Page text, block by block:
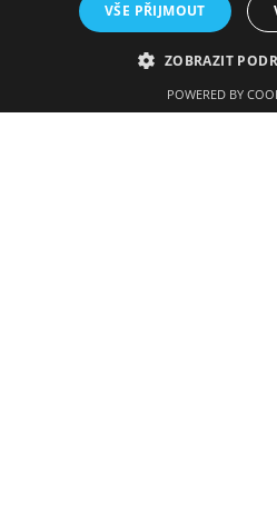
FotogalerieVŠE PŘIJMOUT
ZOBRAZIT
POWERED BY